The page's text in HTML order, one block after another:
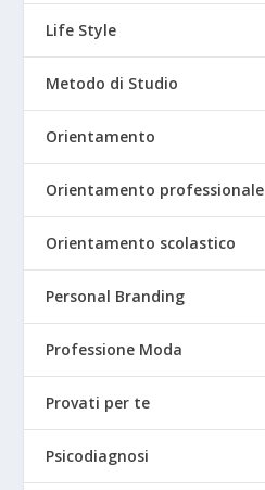
Life Style
Metodo di Studio
Orientamento
Orientamento professionale
Orientamento scolastico
Personal Branding
Professione Moda
Provati per te
Psicodiagnosi